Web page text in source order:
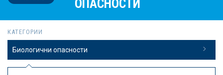
ОПАСНОСТИ
КАТЕГОРИИ
Биологични опасности